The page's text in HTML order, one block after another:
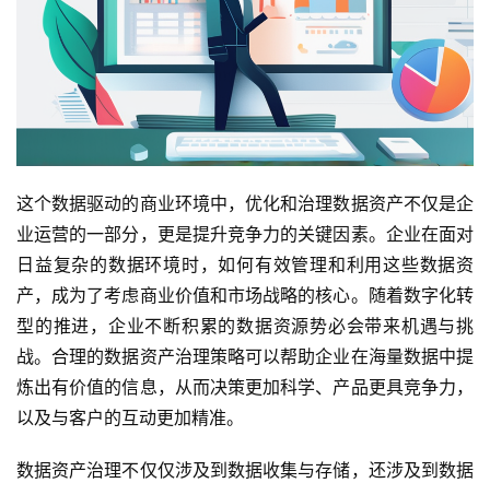
这个数据驱动的商业环境中，优化和治理数据资产不仅是企
业运营的一部分，更是提升竞争力的关键因素。企业在面对
日益复杂的数据环境时，如何有效管理和利用这些数据资
产，成为了考虑商业价值和市场战略的核心。随着数字化转
型的推进，企业不断积累的数据资源势必会带来机遇与挑
战。合理的数据资产治理策略可以帮助企业在海量数据中提
炼出有价值的信息，从而决策更加科学、产品更具竞争力，
以及与客户的互动更加精准。
数据资产治理不仅仅涉及到数据收集与存储，还涉及到数据